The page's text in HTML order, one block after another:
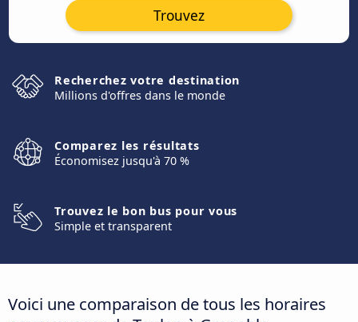
Trouvez
Recherchez votre destination
Millions d'offres dans le monde
Comparez les résultats
Économisez jusqu'à 70 %
Trouvez le bon bus pour vous
Simple et transparent
Voici une comparaison de tous les horaires